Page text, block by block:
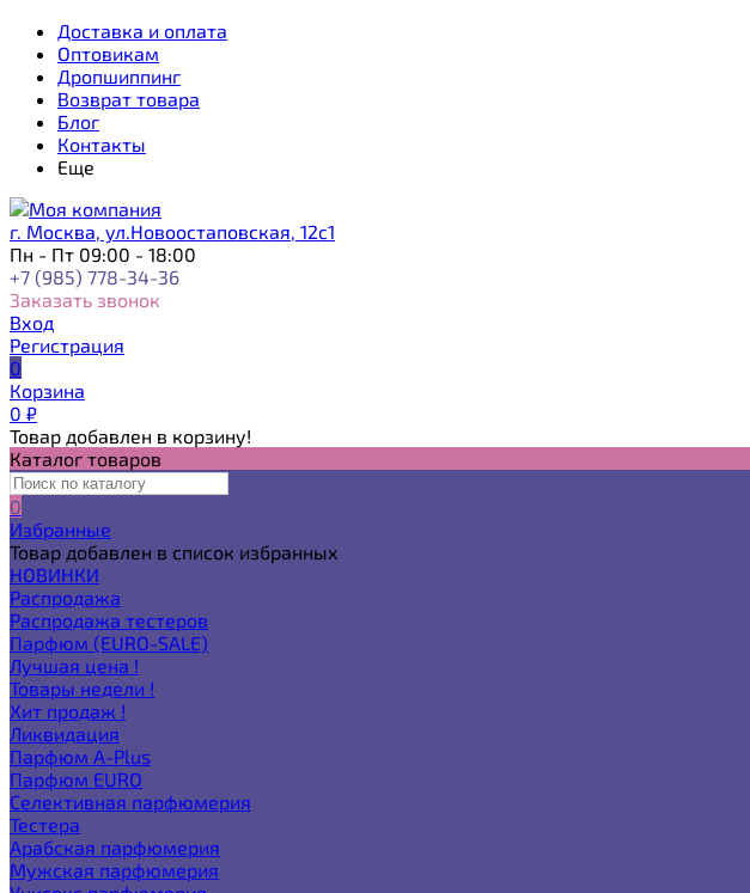
Доставка и оплата
Оптовикам
Дропшиппинг
Возврат товара
Блог
Контакты
Еще
г. Москва, ул.Новоостаповская, 12с1
Пн - Пт 09:00 - 18:00
+7 (985) 778-34-36
Заказать звонок
Вход
Регистрация
0
Корзина
0 ₽
Товар добавлен в корзину!
Каталог товаров
0
Избранные
Товар добавлен в список избранных
НОВИНКИ
Распродажа
Распродажа тестеров
Парфюм (EURO-SALE)
Лучшая цена !
Товары недели !
Хит продаж !
Ликвидация
Парфюм A-Plus
Парфюм EURO
Селективная парфюмерия
Тестера
Арабская парфюмерия
Мужская парфюмерия